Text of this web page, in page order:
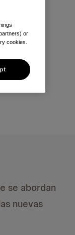
se abordan
nuevas
or
cookies.